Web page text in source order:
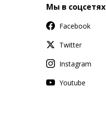
Мы в соцсетях
Facebook
Twitter
Instagram
Youtube